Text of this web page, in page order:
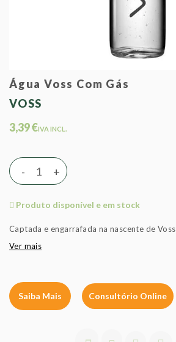
Água Voss Com Gás
VOSS
3,39 €IVA INCL.
+
-
Produto disponível e em stock
Captada e engarrafada na nascente de Voss
Ver mais
Saiba Mais Consultório Online